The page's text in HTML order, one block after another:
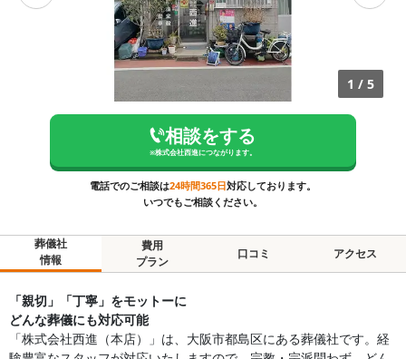
1 / 5
相談をする
※株式会社西進につながります。
電話でのご相談は24時間365日対応しております。
いつでもご相談ください。
葬儀社
情報
費用
プラン
口コミ アクセス
「親切」「丁寧」をモットーに
どんな葬儀にも対応可能
「株式会社西進（本店）」は、大阪市都島区にある葬儀社です。経